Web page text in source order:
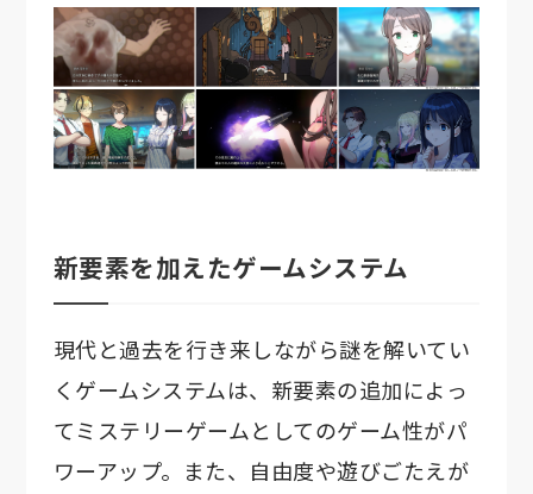
新要素を加えたゲームシステム
現代と過去を行き来しながら謎を解いてい
くゲームシステムは、新要素の追加によっ
てミステリーゲームとしてのゲーム性がパ
ワーアップ。また、自由度や遊びごたえが